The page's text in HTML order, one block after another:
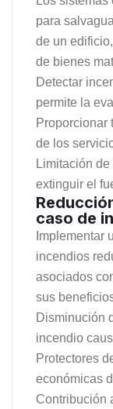
para
de un
de bienes
Detectar
permite la
Proporcionar
de los
Limitación
extinguir el
caso de
Implementar
incendios
asociados
sus
Disminución
incendio
Protectores
económicas
Contribución